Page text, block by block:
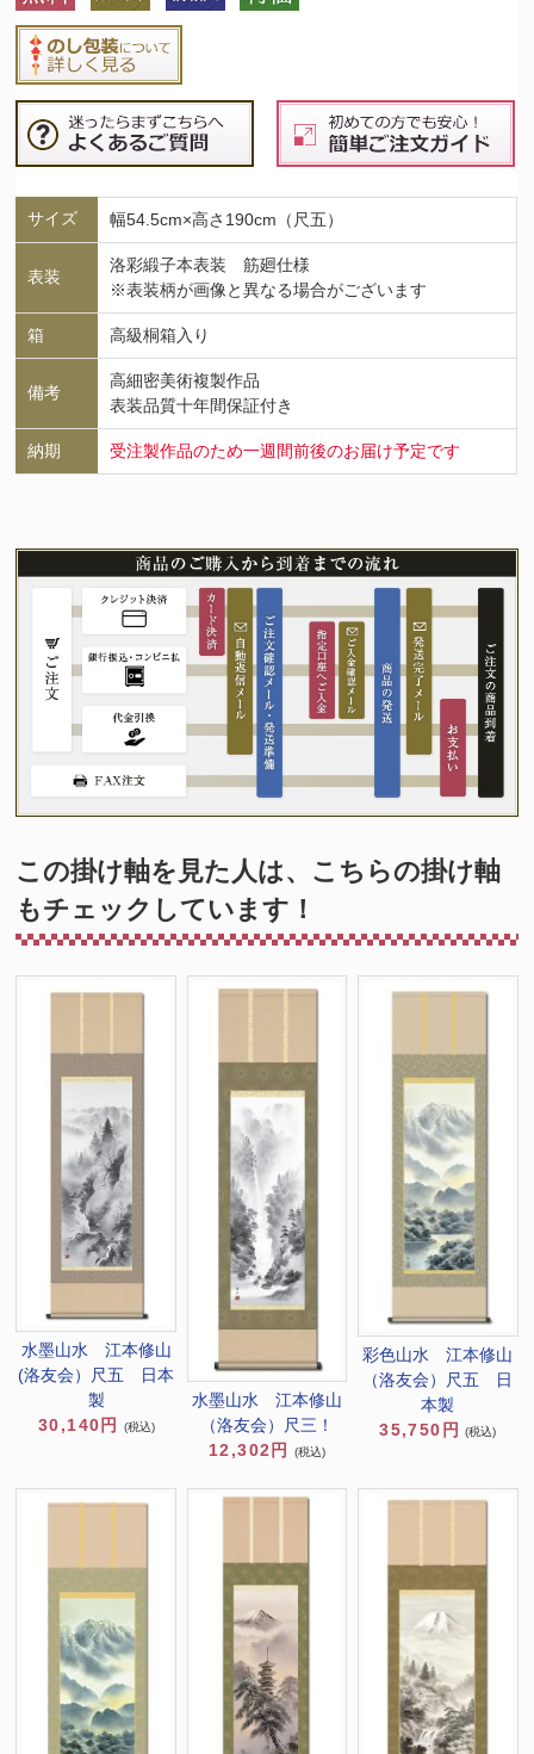
サイズ 幅54.5cm×高さ190cm（尺五）
表装
洛彩緞子本表装 筋廻仕様
※表装柄が画像と異なる場合がございます
箱 高級桐箱入り
備考
高細密美術複製作品
表装品質十年間保証付き
納期 受注製作品のため一週間前後のお届け予定です
この掛け軸を見た人は、こちらの掛け軸
もチェックしています！
水墨山水 江本修山
(洛友会）尺五 日本
製
30,140円
(税込)
水墨山水 江本修山
（洛友会）尺三！
12,302円
(税込)
彩色山水 江本修山
（洛友会）尺五 日
本製
35,750円 (税込)